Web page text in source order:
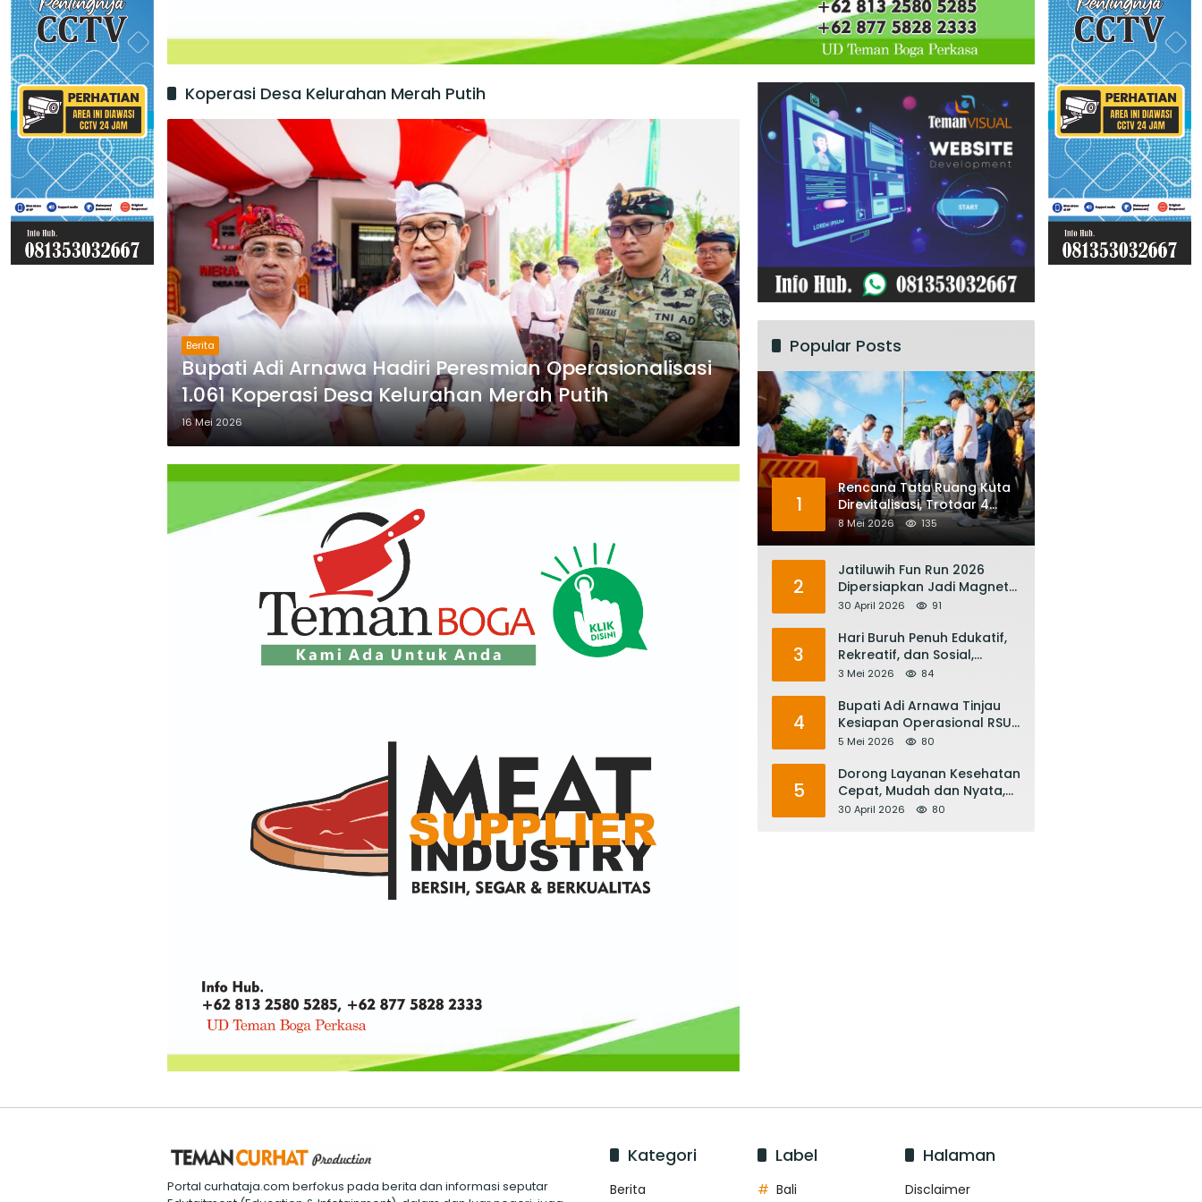
Koperasi Desa Kelurahan Merah Putih
Berita
Bupati Adi Arnawa Hadiri Peresmian Operasionalisasi
1.061 Koperasi Desa Kelurahan Merah Putih
16 Mei 2026
Popular Posts
1
Rencana Tata Ruang Kuta
Direvitalisasi, Trotoar 4
Meter dan Integrasi
Transportasi Listrik
8 Mei 2026 135
2
Jatiluwih Fun Run 2026
Dipersiapkan Jadi Magnet
Pariwisata Internasional,
Pariwisata Bali
30 April 2026 91
3
Hari Buruh Penuh Edukatif,
Rekreatif, dan Sosial,
Gubernur Koster: Matur
Mesin Ekonomi Bali
3 Mei 2026 84
4
Bupati Adi Arnawa Tinjau
Kesiapan Operasional RSUD
Giri Asih, Harapkan Jadi RS
5 Mei 2026 80
5
Dorong Layanan Kesehatan
Cepat, Mudah dan Nyata,
Bupati Adi Arnawa Evaluasi
30 April 2026 80
Portal curhataja.com berfokus pada berita dan informasi seputar
Kategori
Berita
Label
Bali
Halaman
Disclaimer